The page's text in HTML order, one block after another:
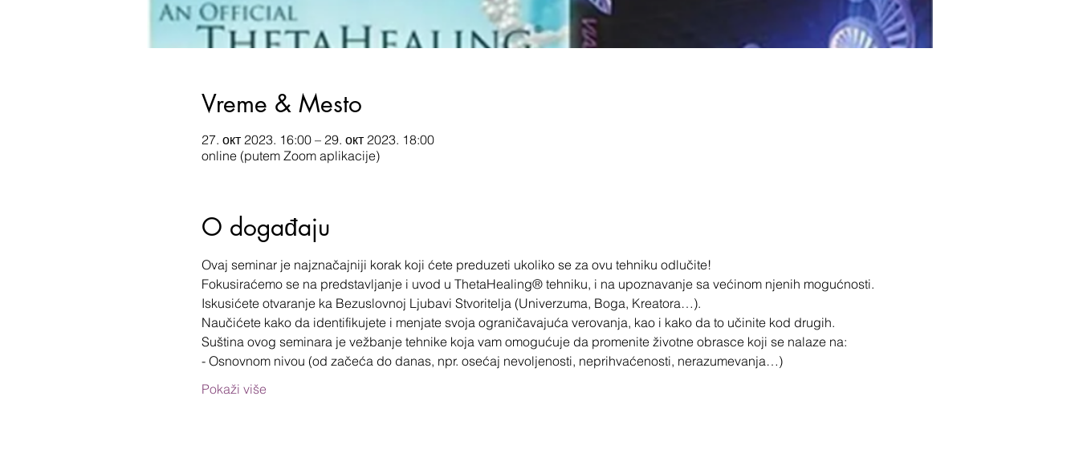
Vreme & Mesto
27. окт 2023. 16:00 – 29. окт 2023. 18:00
online (putem Zoom aplikacije)
O događaju
Ovaj seminar je najznačajniji korak koji ćete preduzeti ukoliko se za ovu tehniku odlučite!
Fokusiraćemo se na predstavljanje i uvod u ThetaHealing® tehniku, i na upoznavanje sa većinom njenih mogućnosti.
Iskusićete otvaranje ka Bezuslovnoj Ljubavi Stvoritelja (Univerzuma, Boga, Kreatora…).
Naučićete kako da identifikujete i menjate svoja ograničavajuća verovanja, kao i kako da to učinite kod drugih.
Suština ovog seminara je vežbanje tehnike koja vam omogućuje da promenite životne obrasce koji se nalaze na:
- Osnovnom nivou (od začeća do danas, npr. osećaj nevoljenosti, neprihvaćenosti, nerazumevanja…)
Pokaži više